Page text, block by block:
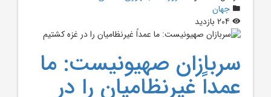
جهان
سربازان صهيونيست: ما
عمداً غيرنظاميان را در